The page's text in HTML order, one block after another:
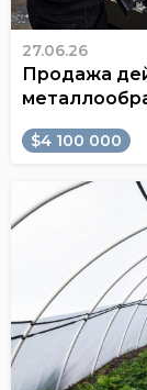
27.06.26
Продажа
$4 100 000